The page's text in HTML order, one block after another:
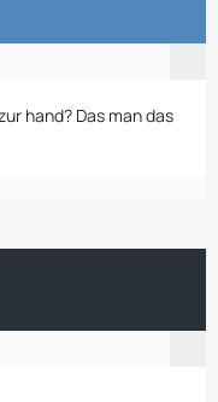
hand? Das man das